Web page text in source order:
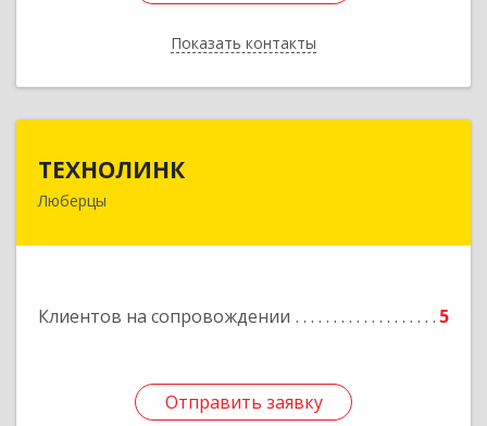
Показать контакты
Назад
ТЕХНОЛИНК
Люберцы
Клиентов на сопровождении 5
Отправить заявку
140014, г.Люберцы, Октябрьский просп., д.373
Отправить заявку